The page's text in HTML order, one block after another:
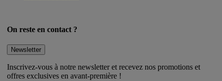
On reste en contact ?
Newsletter
Inscrivez-vous à notre newsletter et recevez nos promotions et
offres exclusives en avant-première !